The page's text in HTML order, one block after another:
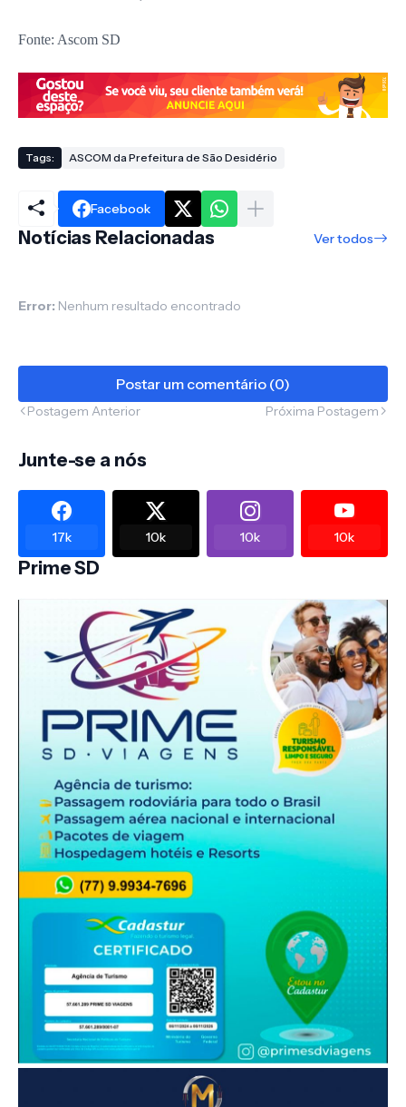
Fonte: Ascom SD
Tags: ASCOM da Prefeitura de São Desidério
Facebook
Notícias Relacionadas Ver todos
Error: Nenhum resultado encontrado
Postar um comentário (0)
Postagem Anterior Próxima Postagem
Junte-se a nós
17k 10k 10k 10k
Prime SD